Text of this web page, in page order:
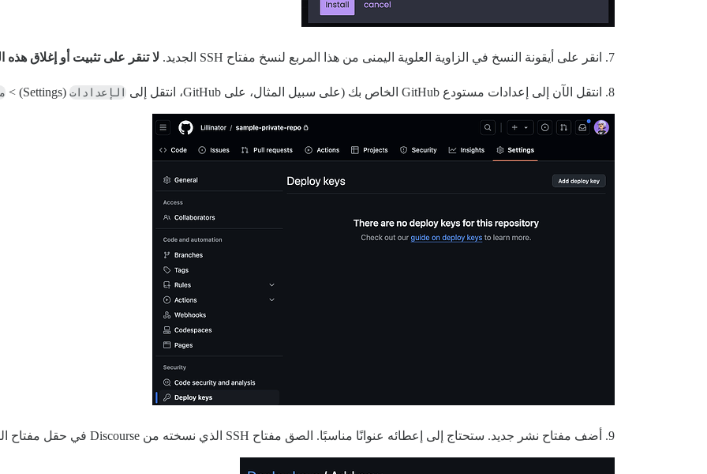
7. انقر على أيقونة النسخ في الزاوية العلوية اليمنى من هذا المربع لنسخ مفتاح SSH الجديد. لا تنقر على تثبيت أو إغلاق هذه
8. انتقل الآن إلى إعدادات مستودع GitHub الخاص بك (على سبيل المثال، على GitHub، انتقل إلى الإعدادات (Settings) >
9. أضف مفتاح نشر جديد. ستحتاج إلى إعطائه عنوانًا مناسبًا. الصق مفتاح SSH الذي نسخته من Discourse في حقل مفتاح النشر.